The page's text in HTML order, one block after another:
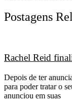
Postagens
Rachel Reid
Depois de ter
para poder tratar o
anunciou em suas